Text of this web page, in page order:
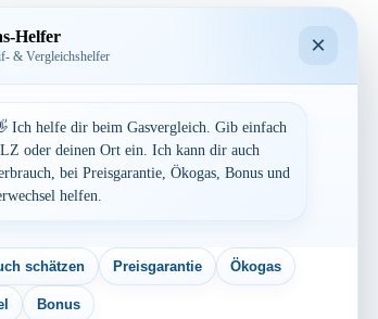
Helfer
& Vergleichshelfer ×
Ich helfe dir beim Gasvergleich. Gib einfach
oder deinen Ort ein. Ich kann dir auch
bei Preisgarantie, Ökogas, Bonus und
helfen.
schätzen Preisgarantie Ökogas
Bonus